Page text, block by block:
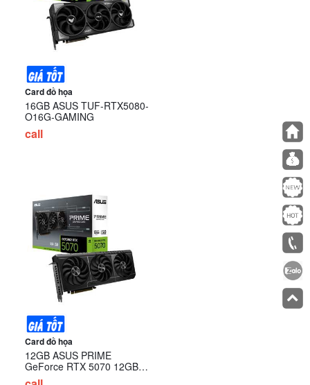
Card đồ họa
16GB ASUS TUF-RTX5080-
O16G-GAMING
call
Card đồ họa
12GB ASUS PRIME
GeForce RTX 5070 12GB
GDDR7 12GB GDDR6